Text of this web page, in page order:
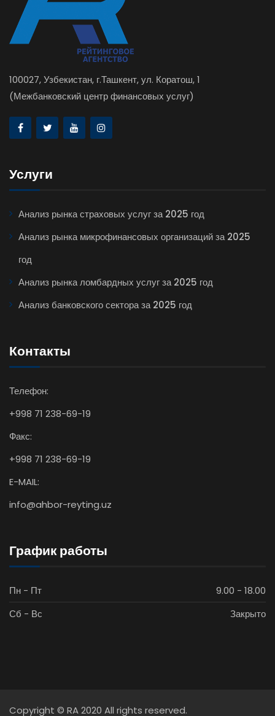
100027, Узбекистан, г.Ташкент, ул. Коратош, 1
(Межбанковский центр финансовых услуг)
Услуги
Анализ рынка страховых услуг за 2025 год
Анализ рынка микрофинансовых организаций за 2025
год
Анализ рынка ломбардных услуг за 2025 год
Анализ банковского сектора за 2025 год
Контакты
Телефон:
+998 71 238-69-19
Факс:
+998 71 238-69-19
E-MAIL:
info@ahbor-reyting.uz
График работы
Пн - Пт
9.00 - 18.00
Сб - Вс
Закрыто
Copyright © RA 2020 All rights reserved.